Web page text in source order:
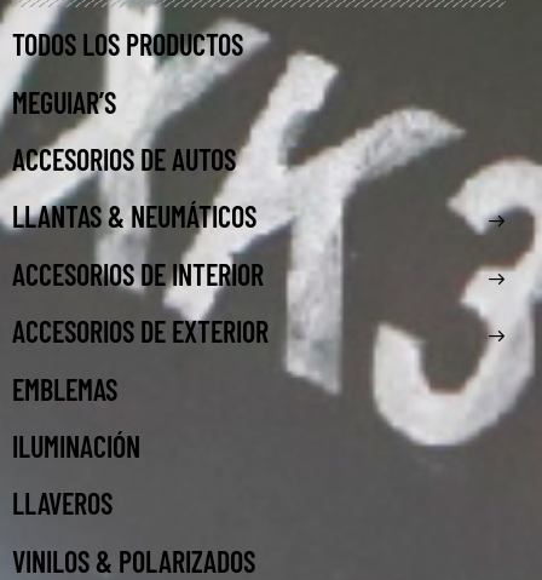
TODOS LOS PRODUCTOS
MEGUIAR’S
ACCESORIOS DE AUTOS
LLANTAS & NEUMÁTICOS
ACCESORIOS DE INTERIOR
ACCESORIOS DE EXTERIOR
EMBLEMAS
ILUMINACIÓN
LLAVEROS
VINILOS & POLARIZADOS